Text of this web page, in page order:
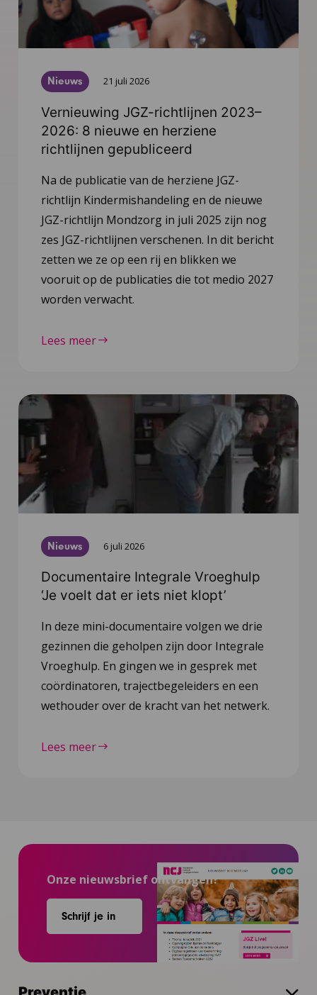
Nieuws 21 juli 2026
Vernieuwing JGZ-richtlijnen 2023–
2026: 8 nieuwe en herziene
richtlijnen gepubliceerd
Na de publicatie van de herziene JGZ-
richtlijn Kindermishandeling en de nieuwe
JGZ-richtlijn Mondzorg in juli 2025 zijn nog
zes JGZ-richtlijnen verschenen. In dit bericht
zetten we ze op een rij en blikken we
vooruit op de publicaties die tot medio 2027
worden verwacht.
Lees meer
Nieuws 6 juli 2026
Documentaire Integrale Vroeghulp
‘Je voelt dat er iets niet klopt’
In deze mini-documentaire volgen we drie
gezinnen die geholpen zijn door Integrale
Vroeghulp. En gingen we in gesprek met
coördinatoren, trajectbegeleiders en een
wethouder over de kracht van het netwerk.
Lees meer
Onze nieuwsbrief ontvangen?
Schrijf je in